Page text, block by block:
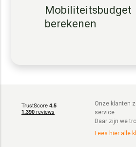
Mobiliteitsbudget
berekenen
Onze klanten
service.
Daar zijn we
Lees hier alle